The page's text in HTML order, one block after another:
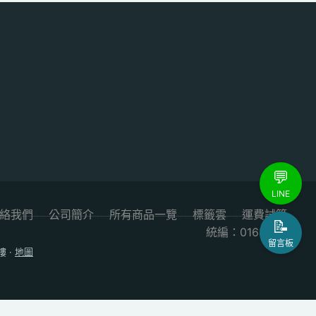
我們 公司簡介 所有商品一覽 標籤雲
運費試算
統編：01687984
· 地圖
💬
LINE
📝
留言板